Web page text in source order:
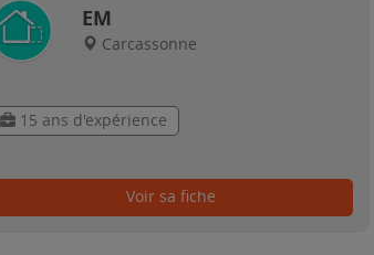
EM
Carcassonne
15 ans d'expérience
Voir sa fiche